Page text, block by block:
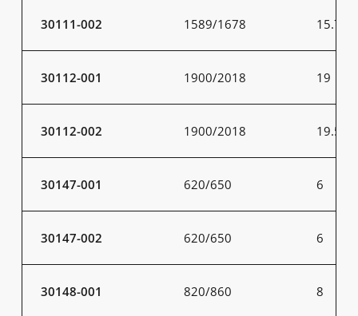
30111-002 1589/1678 15.7
30112-001 1900/2018 19
30112-002 1900/2018 19.5
30147-001 620/650 6
30147-002 620/650 6
30148-001 820/860 8